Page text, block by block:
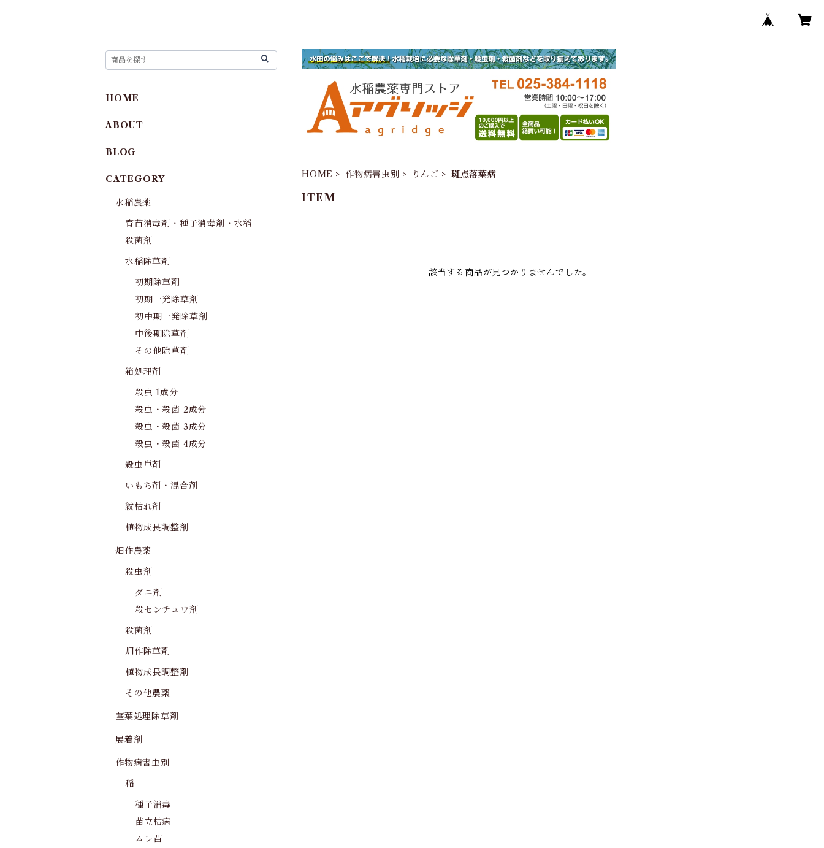
HOME 作物病害虫別 りんご 斑点落葉病
ITEM
該当する商品が見つかりませんでした。
HOME
ABOUT
BLOG
CATEGORY
水稲農薬
育苗消毒剤・種子消毒剤・水稲
殺菌剤
水稲除草剤
初期除草剤
初期一発除草剤
初中期一発除草剤
中後期除草剤
その他除草剤
箱処理剤
殺虫 1成分
殺虫・殺菌 2成分
殺虫・殺菌 3成分
殺虫・殺菌 4成分
殺虫単剤
いもち剤・混合剤
紋枯れ剤
植物成長調整剤
畑作農薬
殺虫剤
ダニ剤
殺センチュウ剤
殺菌剤
畑作除草剤
植物成長調整剤
その他農薬
茎葉処理除草剤
展着剤
作物病害虫別
稲
種子消毒
苗立枯病
ムレ苗